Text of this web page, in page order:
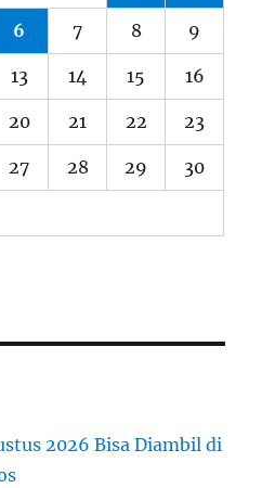
6 7 8 9
13 14 15 16
20 21 22 23
27 28 29 30
2026 Bisa Diambil di